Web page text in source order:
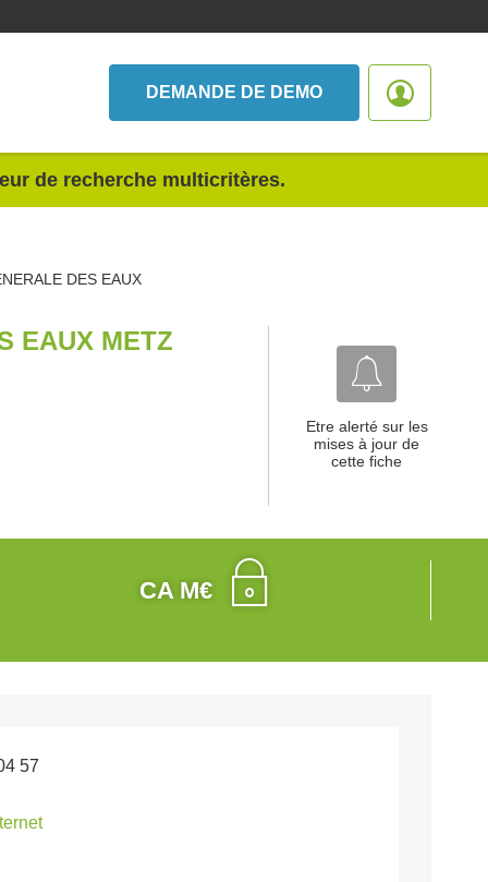
DEMANDE DE DEMO
de recherche multicritères.
DES EAUX
EAUX METZ
Etre alerté sur les
mises à jour de
cette fiche
CA M€
57